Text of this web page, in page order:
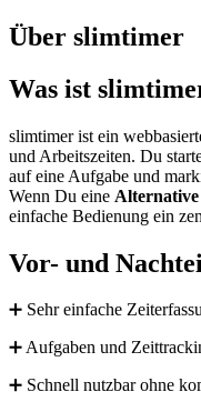
Über slimtimer
Was ist
slimtimer ist ein
und Arbeitszeiten. Du
auf eine Aufgabe und
Wenn Du eine
einfache Bedienung ein
Vor- und
➕ Sehr einfache
➕ Aufgaben und
➕ Schnell nutzbar ohne